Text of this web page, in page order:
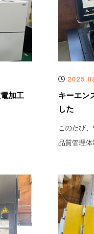
加工
キーエン
した
このたび
品質管理